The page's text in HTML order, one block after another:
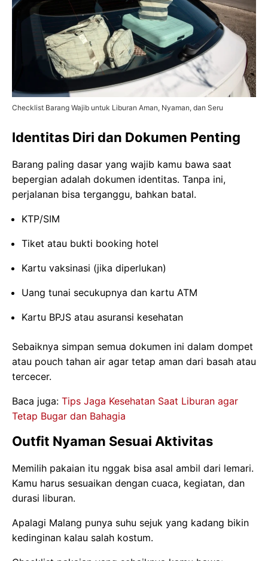
Checklist Barang Wajib untuk Liburan Aman, Nyaman, dan Seru
Identitas Diri dan Dokumen Penting
Barang paling dasar yang wajib kamu bawa saat
bepergian adalah dokumen identitas. Tanpa ini,
perjalanan bisa terganggu, bahkan batal.
KTP/SIM
Tiket atau bukti booking hotel
Kartu vaksinasi (jika diperlukan)
Uang tunai secukupnya dan kartu ATM
Kartu BPJS atau asuransi kesehatan
Sebaiknya simpan semua dokumen ini dalam dompet
atau pouch tahan air agar tetap aman dari basah atau
tercecer.
Baca juga: Tips Jaga Kesehatan Saat Liburan agar
Tetap Bugar dan Bahagia
Outfit Nyaman Sesuai Aktivitas
Memilih pakaian itu nggak bisa asal ambil dari lemari.
Kamu harus sesuaikan dengan cuaca, kegiatan, dan
durasi liburan.
Apalagi Malang punya suhu sejuk yang kadang bikin
kedinginan kalau salah kostum.